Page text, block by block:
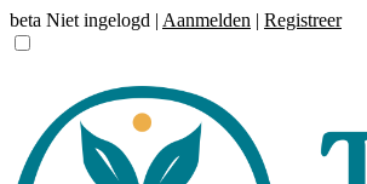
beta Niet ingelogd | Aanmelden | Registreer